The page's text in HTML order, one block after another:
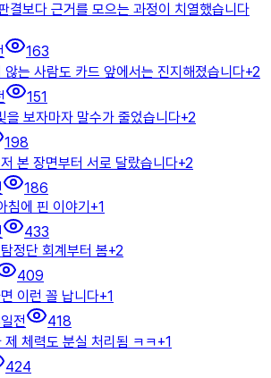
결보다 근거를 모으는 과정이 치열했습니다
163
는 사람도 카드 앞에서는 진지해졌습니다+2
151
보자마자 말수가 줄었습니다+2
198
본 장면부터 서로 달랐습니다+2
186
침에 핀 이야기 +1
433
정단 회계부터 봄+2
409
이런 꼴 납니다+1
전
418
체력도 분실 처리됨 ㅋㅋ+1
424